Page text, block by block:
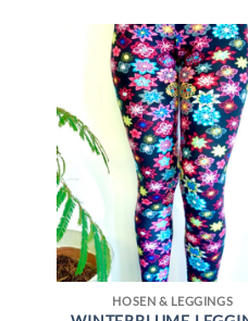
HOSEN & LEGGINGS